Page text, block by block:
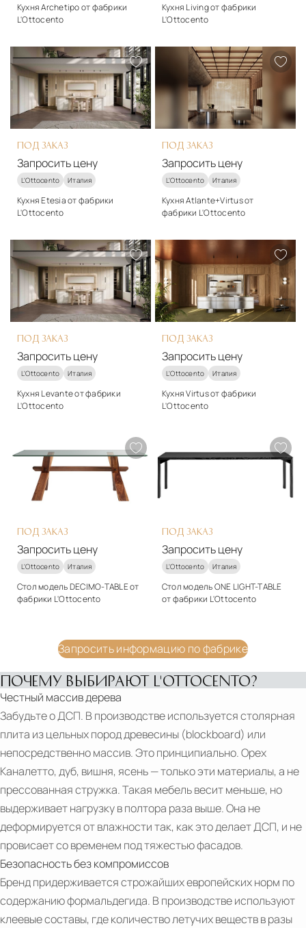
Кухня Archetipo от фабрики
L'Ottocento
арт-деко
Подробнее
Запросить цену
Кухня Living от фабрики
L'Ottocento
классический
Подробнее
Запросить цену
ПОД ЗАКАЗ
Запросить цену
L'Ottocento Италия
Кухня Etesia от фабрики
L'Ottocento
арт-деко
Подробнее
Запросить цену
ПОД ЗАКАЗ
Запросить цену
L'Ottocento Италия
Кухня Atlante+Virtus от
фабрики L'Ottocento
арт-деко
Подробнее
Запросить цену
ПОД ЗАКАЗ
Запросить цену
L'Ottocento Италия
Кухня Levante от фабрики
L'Ottocento
Подробнее
Запросить цену
ПОД ЗАКАЗ
Запросить цену
L'Ottocento Италия
Кухня Virtus от фабрики
L'Ottocento
Подробнее
ПОД ЗАКАЗ
Запросить цену
L'Ottocento Италия
Стол модель DECIMO-TABLE от
фабрики L'Ottocento
Материалы
Дерево, стекло
Подробнее
Запросить цену
ПОД ЗАКАЗ
Запросить цену
L'Ottocento Италия
Стол модель ONE LIGHT-TABLE
от фабрики L'Ottocento
Материалы
дерево
Подробнее
PDF
The
Collections
(it,
en)‎
PALAZZO
MOROSINI
Запросить информацию по фабрике
ПОЧЕМУ ВЫБИРАЮТ L'OTTOCENTO?
Честный массив дерева
Забудьте о ДСП. В производстве используется столярная
плита из цельных пород древесины (blockboard) или
непосредственно массив. Это принципиально. Орех
Каналетто, дуб, вишня, ясень — только эти материалы, а не
прессованная стружка. Такая мебель весит меньше, но
выдерживает нагрузку в полтора раза выше. Она не
деформируется от влажности так, как это делает ДСП, и не
провисает со временем под тяжестью фасадов.
Безопасность без компромиссов
Бренд придерживается строжайших европейских норм по
содержанию формальдегида. В производстве используют
клеевые составы, где количество летучих веществ в разы